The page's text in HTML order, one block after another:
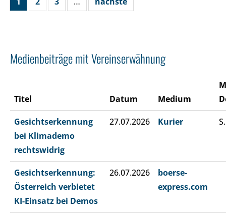
Medienbeiträge mit Vereinserwähnung
Titel Datum Medium
Gesichtserkennung
bei Klimademo
rechtswidrig
27.07.2026 Kurier
Gesichtserkennung:
Österreich verbietet
KI-Einsatz bei Demos
26.07.2026
boerse-
express.com